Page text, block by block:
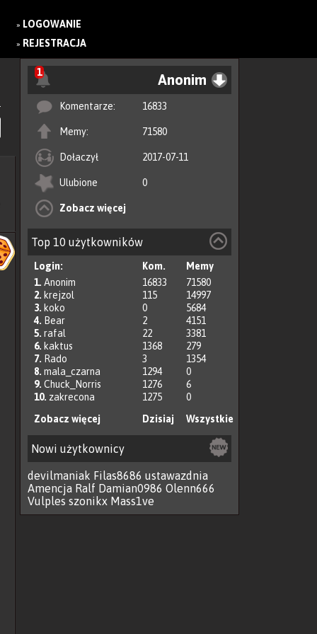
» LOGOWANIE
» REJESTRACJA
1 Anonim
Komentarze: 16833
Memy: 71580
Dołaczył 2017-07-11
Ulubione 0
Zobacz więcej
Top 10 użytkowników
Login: Kom.
Memy
1. Anonim 16833
71580
2. krejzol 115
14997
3. koko 0
5684
4. Bear 2
4151
5. rafal 22
3381
6. kaktus 1368
279
7. Rado 3
1354
8. mala_czarna 1294
0
9. Chuck_Norris 1276
6
10. zakrecona 1275
0
Zobacz więcej
Dzisiaj Wszystkie
Nowi użytkownicy
devilmaniak Filas8686 ustawazdnia
Amencja Ralf Damian0986 Olenn666
Vulples szonikx Mass1ve